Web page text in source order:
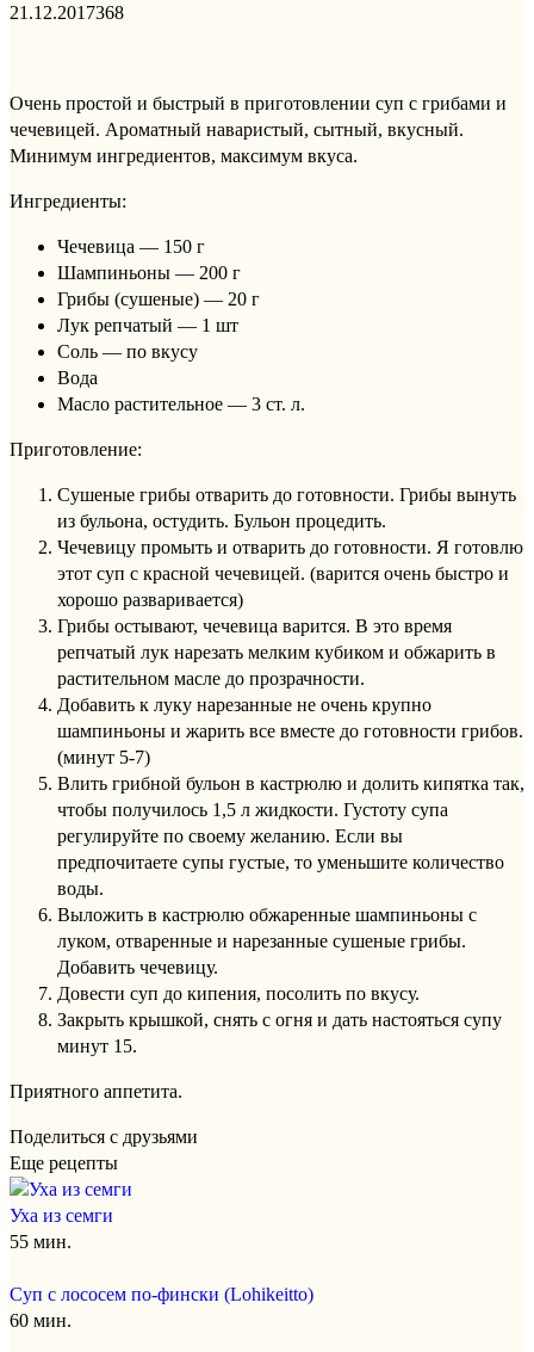
21.12.2017368
Очень простой и быстрый в приготовлении суп с грибами и
чечевицей. Ароматный наваристый, сытный, вкусный.
Минимум ингредиентов, максимум вкуса.
Ингредиенты:
Чечевица — 150 г
Шампиньоны — 200 г
Грибы (сушеные) — 20 г
Лук репчатый — 1 шт
Соль — по вкусу
Вода
Масло растительное — 3 ст. л.
Приготовление:
Сушеные грибы отварить до готовности. Грибы вынуть
из бульона, остудить. Бульон процедить.
Чечевицу промыть и отварить до готовности. Я готовлю
этот суп с красной чечевицей. (варится очень быстро и
хорошо разваривается)
Грибы остывают, чечевица варится. В это время
репчатый лук нарезать мелким кубиком и обжарить в
растительном масле до прозрачности.
Добавить к луку нарезанные не очень крупно
шампиньоны и жарить все вместе до готовности грибов.
(минут 5-7)
Влить грибной бульон в кастрюлю и долить кипятка так,
чтобы получилось 1,5 л жидкости. Густоту супа
регулируйте по своему желанию. Если вы
предпочитаете супы густые, то уменьшите количество
воды.
Выложить в кастрюлю обжаренные шампиньоны с
луком, отваренные и нарезанные сушеные грибы.
Добавить чечевицу.
Довести суп до кипения, посолить по вкусу.
Закрыть крышкой, снять с огня и дать настояться супу
минут 15.
Приятного аппетита.
Поделиться с друзьями
Еще рецепты
Уха из семги
55 мин.
Суп с лососем по-фински (Lohikeitto)
60 мин.